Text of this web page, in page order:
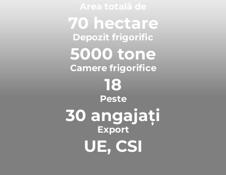
Area totală de
70 hectare
Depozit frigorific
5000 tone
Camere frigorifice
18
Peste
30 angajați
Export
UE, CSI